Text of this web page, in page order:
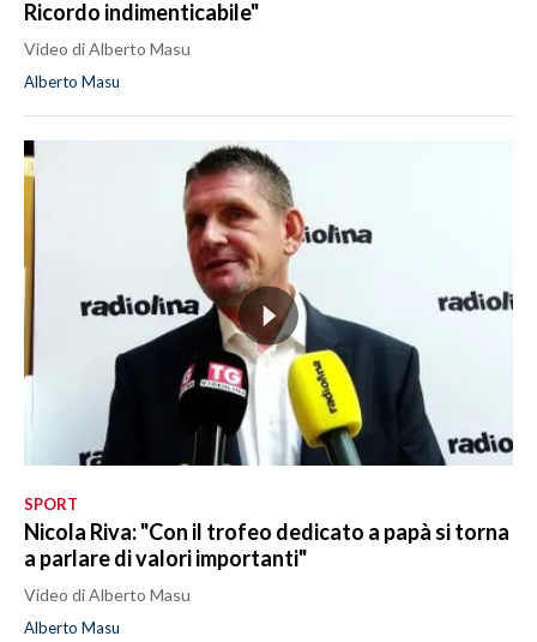
Ricordo indimenticabile"
Video di Alberto Masu
Alberto Masu
SPORT
Nicola Riva: "Con il trofeo dedicato a papà si torna
a parlare di valori importanti"
Video di Alberto Masu
Alberto Masu